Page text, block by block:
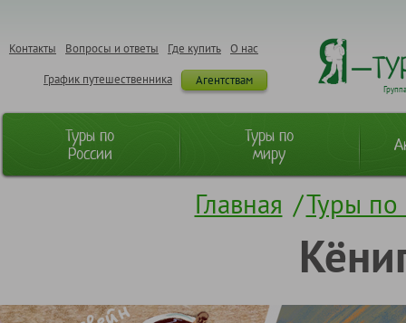
О нас
Где купить
Вопросы и ответы
Контакты
Агентствам
График путешественника
Туры по
России
Туры по
миру
Главная /Туры по